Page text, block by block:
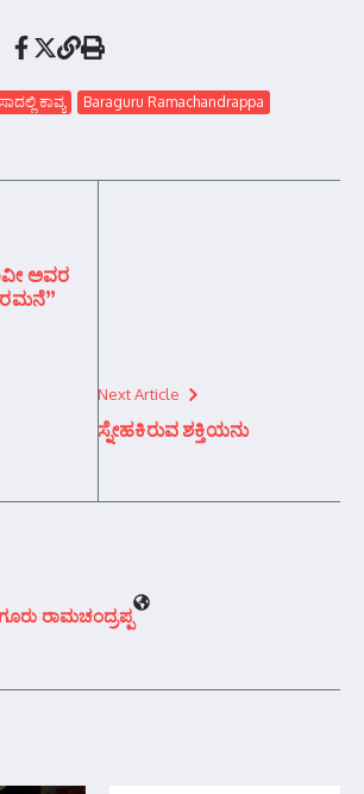
ಕಾವ್ಯ Baraguru Ramachandrappa
ಅವರ
Next Article
ಸ್ನೇಹಕಿರುವ ಶಕ್ತಿಯನು
ರಾಮಚಂದ್ರಪ್ಪ